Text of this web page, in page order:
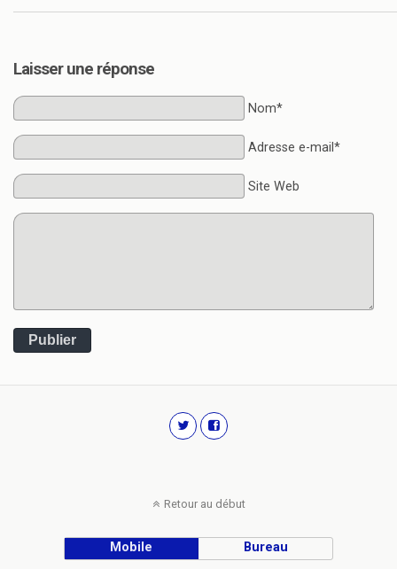
Laisser une réponse
Nom*
Adresse e-mail*
Site Web
Publier
Retour au début
Mobile Bureau